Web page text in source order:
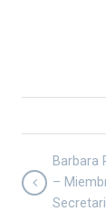
Barbara
–